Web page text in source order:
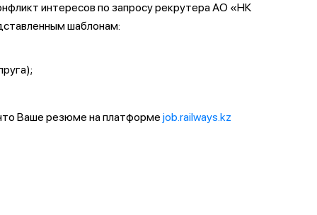
интересов по запросу рекрутера АО «НК
шаблонам:
Ваше резюме на платформе job.railways.kz